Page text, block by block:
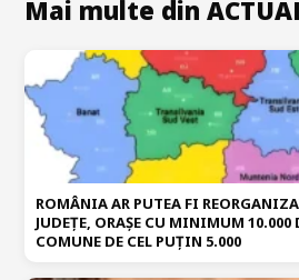
Mai multe din
ROMÂNIA AR PUTEA FI
JUDEȚE, ORAȘE CU MINIMUM
COMUNE DE CEL PUȚIN 5.000